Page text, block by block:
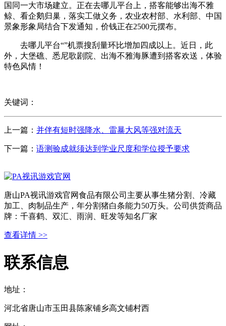
国同一大市场建立。正在去哪儿平台上，搭客能够出海不雅
鲸、看企鹅归巢，落实工做义务，农业农村部、水利部、中国
景象形象局结合下发通知，价钱正在2500元摆布。
去哪儿平台“”机票搜刮量环比增加四成以上。近日，此
外，大堡礁、悉尼歌剧院、出海不雅海豚遭到搭客欢送，体验
特色风情！
关键词：
上一篇： 并伴有短时强降水、雷暴大风等强对流天
下一篇： 语测验成就须达到学业尺度和学位授予要求
唐山PA视讯游戏官网食品有限公司主要从事生猪分割、冷藏
加工、肉制品生产，年分割猪白条能力50万头。公司供货商品
牌：千喜鹤、双汇、雨润、旺发等知名厂家
查看详情 >>
联系信息
地址：
河北省唐山市玉田县陈家铺乡高文铺村西